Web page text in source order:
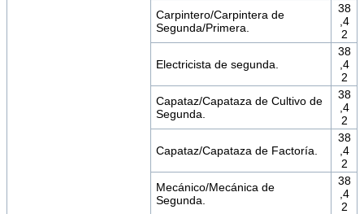
Carpintero/Carpintera de
Segunda/Primera.
38
,4
2
Electricista de segunda.
38
,4
2
Capataz/Capataza de Cultivo de
Segunda.
38
,4
2
Capataz/Capataza de Factoría.
38
,4
2
Mecánico/Mecánica de
Segunda.
38
,4
2